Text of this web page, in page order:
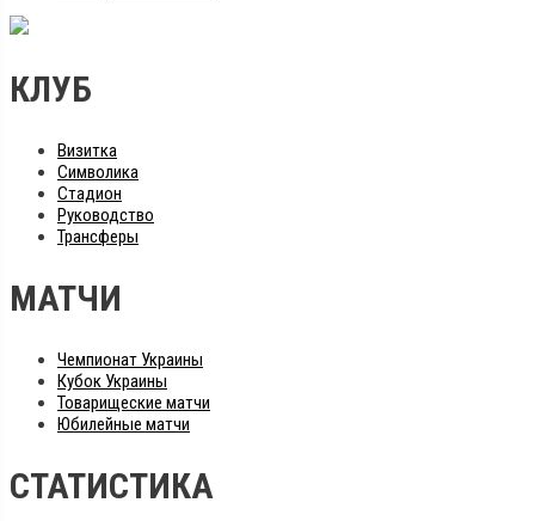
КЛУБ
Визитка
Символика
Стадион
Руководство
Трансферы
МАТЧИ
Чемпионат Украины
Кубок Украины
Товарищеские матчи
Юбилейные матчи
СТАТИСТИКА